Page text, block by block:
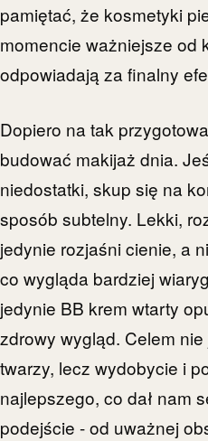
pamiętać, że kosmetyki
momencie ważniejsze od
odpowiadają za finalny
Dopiero na tak
budować makijaż dnia.
niedostatki, skup się na
sposób subtelny. Lekki,
jedynie rozjaśni cienie, a
co wygląda bardziej
jedynie BB krem wtarty
zdrowy wygląd. Celem
twarzy, lecz wydobycie i
najlepszego, co dał nam
podejście - od uważnej